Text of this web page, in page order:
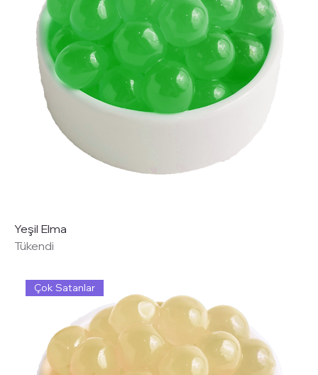
Yeşil Elma
Tükendi
Çok Satanlar